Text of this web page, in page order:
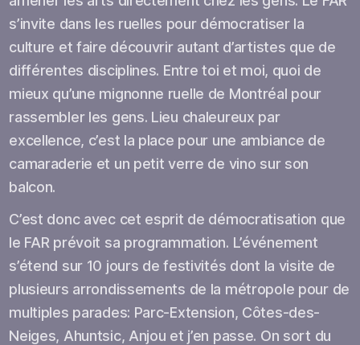
s’invite dans les ruelles pour démocratiser la
culture et faire découvrir autant d’artistes que de
différentes disciplines. Entre toi et moi, quoi de
mieux qu’une mignonne ruelle de Montréal pour
rassembler les gens. Lieu chaleureux par
excellence, c’est la place pour une ambiance de
camaraderie et un petit verre de vino sur son
balcon.
C’est donc avec cet esprit de démocratisation que
le FAR prévoit sa programmation. L’événement
s’étend sur 10 jours de festivités dont la visite de
plusieurs arrondissements de la métropole pour de
multiples parades: Parc-Extension, Côtes-des-
Neiges, Ahuntsic, Anjou et j’en passe. On sort du